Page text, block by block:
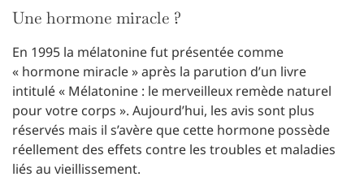
Une hormone miracle ?
En 1995 la mélatonine fut présentée comme
« hormone miracle » après la parution d’un livre
intitulé « Mélatonine : le merveilleux remède naturel
pour votre corps ». Aujourd’hui, les avis sont plus
réservés mais il s’avère que cette hormone possède
réellement des effets contre les troubles et maladies
liés au vieillissement.